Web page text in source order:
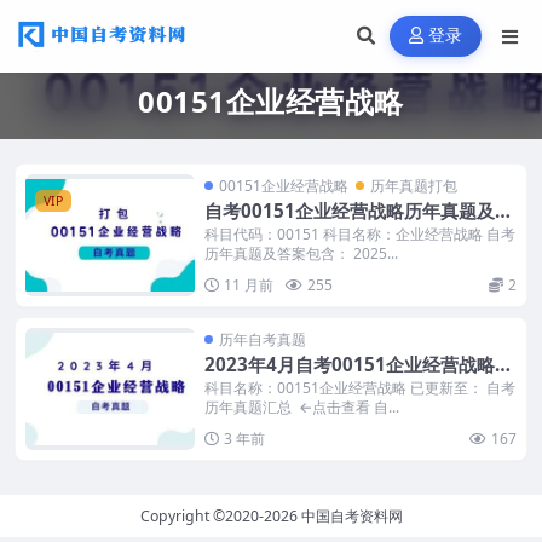
登录
00151企业经营战略
VIP
00151企业经营战略 历年真题打包
自考00151企业经营战略历年真题及答
案打包
科目代码：00151 科目名称：企业经营战略 自考
历年真题及答案包含： 2025...
11 月前
255 2
历年自考真题
2023年4月自考00151企业经营战略真
题及答案
科目名称：00151企业经营战略 已更新至： 自考
历年真题汇总 ←点击查看 自...
3 年前
167
Copyright ©2020-2026中国自考资料网